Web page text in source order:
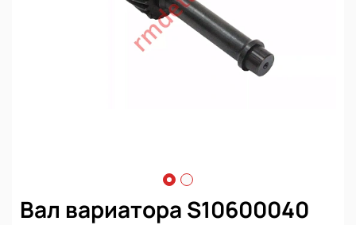
Вал вариатора S10600040